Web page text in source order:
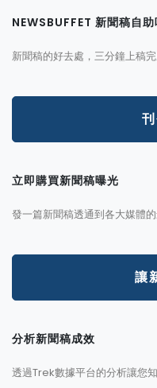
NEWSBUFFET 新聞稿自
新聞稿的好去處，三分鐘上稿
立即購買新聞稿曝光
發一篇新聞稿透通到各大媒體
讓
分析新聞稿成效
透過Trek數據平台的分析讓您